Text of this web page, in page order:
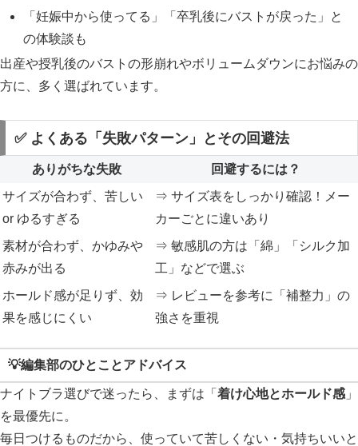
「妊娠中から使ってる」「卒乳後にバストが戻った」と
の体験談も
出産や授乳後のバストの形崩れやボリュームダウンにお悩みの
方に、多く選ばれています。
✅ よくある「失敗パターン」とその回避法
ありがちな失敗
回避するには？
サイズが合わず、苦しい
or ゆるすぎる
⇒ サイズ表をしっかり確認！メー
カーごとに違いあり
素材が合わず、かゆみや
赤みが出る
⇒ 敏感肌の方は「綿」「シルク加
工」などで選ぶ
ホールド感が足りず、効
果を感じにくい
⇒ レビューを参考に「補整力」の
強さを重視
💡編集部のひとことアドバイス
ナイトブラ選びで迷ったら、まずは「 着け心地とホールド感 」
を最優先に。
毎日つけるものだから、使っていて苦しくない・気持ちいいと